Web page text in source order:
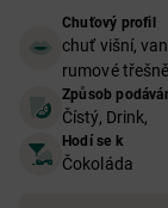
Chuťový profil
chuť višní,
rumové třešně
Způsob
Čístý, Drink,
Hodí se k
Čokoláda